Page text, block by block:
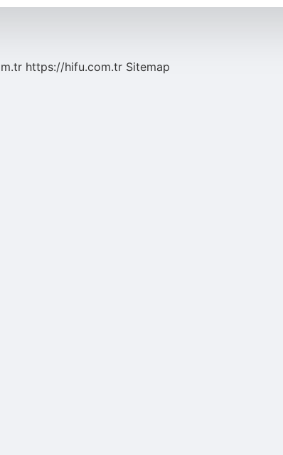
https://hifu.com.tr Sitemap